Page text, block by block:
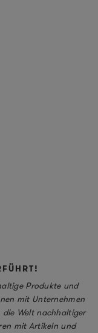
Produkte und
mit Unternehmen
Welt nachhaltiger
mit Artikeln und